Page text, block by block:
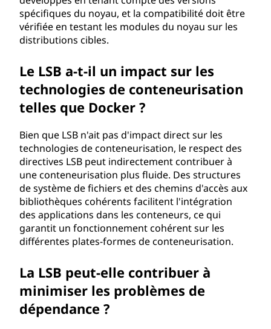
spécifiques du noyau, et la compatibilité doit être
vérifiée en testant les modules du noyau sur les
distributions cibles.
Le LSB a-t-il un impact sur les
technologies de conteneurisation
telles que Docker ?
Bien que LSB n'ait pas d'impact direct sur les
technologies de conteneurisation, le respect des
directives LSB peut indirectement contribuer à
une conteneurisation plus fluide. Des structures
de système de fichiers et des chemins d'accès aux
bibliothèques cohérents facilitent l'intégration
des applications dans les conteneurs, ce qui
garantit un fonctionnement cohérent sur les
différentes plates-formes de conteneurisation.
La LSB peut-elle contribuer à
minimiser les problèmes de
dépendance ?